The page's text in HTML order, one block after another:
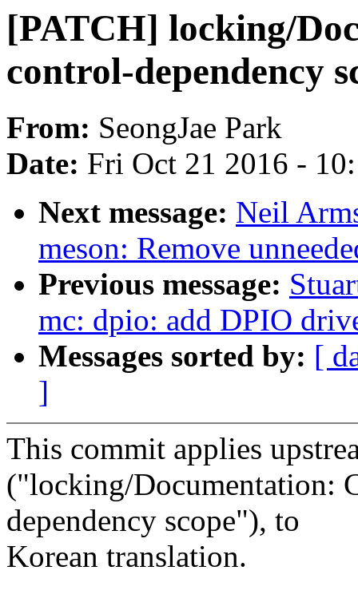
[PATCH] locking/
control-dependency
From: SeongJae Park
Date: Fri Oct 21 2016 -
Next message: Neil
meson: Remove
Previous message:
mc: dpio: add DPIO
Messages sorted by: [
]
This commit applies
("locking/Documentation:
dependency scope"), to
Korean translation.